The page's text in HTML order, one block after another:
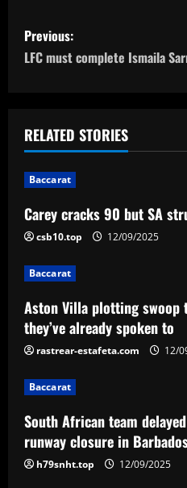
P
o
t
n
a
v
i
g
a
t
i
o
n
Previous:
LFC must complete Ismaila
RELATED STORIES
Baccarat
Carey cracks 90 but SA
csb10.top 12/09/2025
Baccarat
Aston Villa plotting swoop
they’ve already spoken to
rastrear-estafeta.com 12/
Baccarat
South African team
runway closure in
h79snht.top 12/09/2025